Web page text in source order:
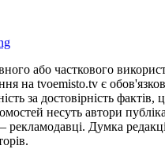
або часткового
на tvoemisto.tv є
за достовірність фактів,
несуть автори
рекламодавці. Думка